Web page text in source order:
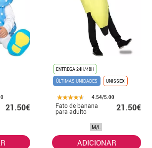
21.50€
ENTREGA 24H/48H
ÚLTIMAS UNIDADES
UNISSEX
4.54/5.00
Fato de banana
para adulto 21.50€
M/L
ADICIONAR